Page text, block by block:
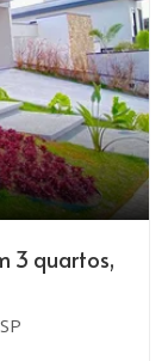
3 quartos,